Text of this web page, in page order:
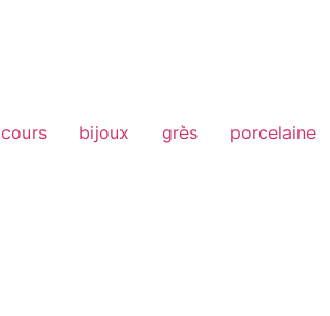
cours bijoux grès porcelaine